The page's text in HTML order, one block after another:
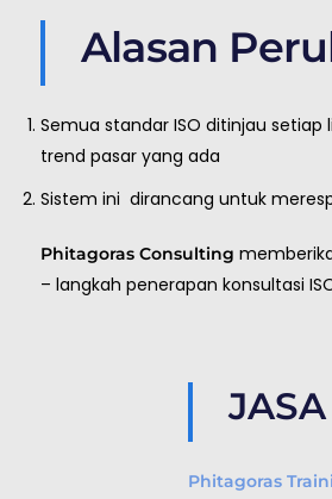
Alasan
Semua standar ISO ditinjau
trend pasar yang ada
Sistem ini dirancang untuk
Phitagoras Consulting
– langkah penerapan konsultasi
Phitagoras